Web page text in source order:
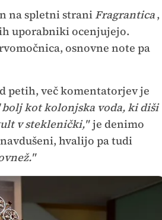
na spletni straniFragrantica,
uporabniki ocenjujejo.
osnovne note pa
petih, več komentatorjev je
bolj kot kolonjska voda, ki diši
v steklenički,"je denimo
hvalijo pa tudi